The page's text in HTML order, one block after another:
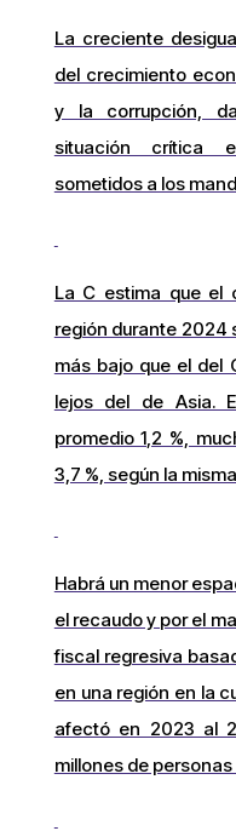
La creciente
del crecimiento
y la corrupción,
situación crítica
sometidos a los
La C estima que el
región durante 2024
más bajo que el del
lejos del de Asia.
promedio 1,2 %,
3,7 %, según la
Habrá un menor
el recaudo y por el
fiscal regresiva
en una región en la
afectó en 2023 al
millones de